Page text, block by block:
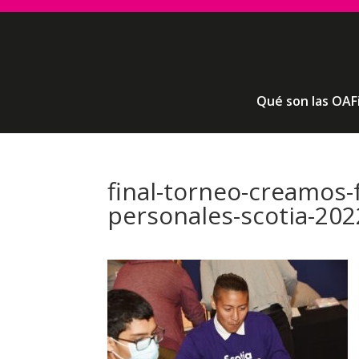
Qué son las
final-torneo-
personales-scotia-